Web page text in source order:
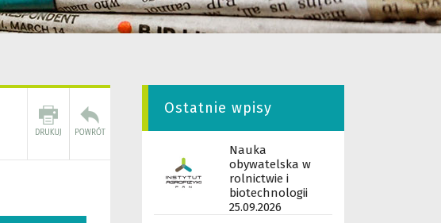
Ostatnie wpisy
Nauka
obywatelska w
rolnictwie i
biotechnologii
25.09.2026